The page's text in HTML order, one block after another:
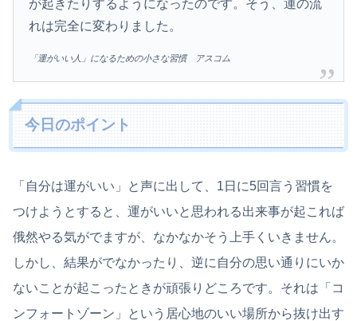
が起きたりするようになったのです。そう、運の流
れは完全に変わりました。
「運がいい人」になるための小さな習慣 アスコム
今日のポイント
「自分は運がいい」と声に出して、1日に5回言う習慣を
つけようとすると、運がいいと思われる出来事が起これば
俄然やる気がでますが、なかなかそう上手くいきません。
しかし、結果がでなかったり、逆に自分の思い通りにいか
ないことが起こったときが頑張りどころです。それは「コ
ンフォートゾーン」という居心地のいい場所から抜け出す